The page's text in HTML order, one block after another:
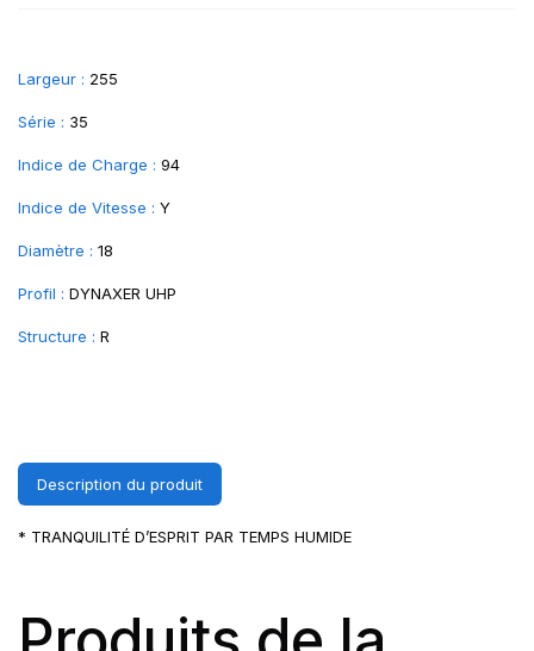
Largeur : 255
Série : 35
Indice de Charge : 94
Indice de Vitesse : Y
Diamètre : 18
Profil : DYNAXER UHP
Structure : R
Description du produit
* TRANQUILITÉ D’ESPRIT PAR TEMPS HUMIDE